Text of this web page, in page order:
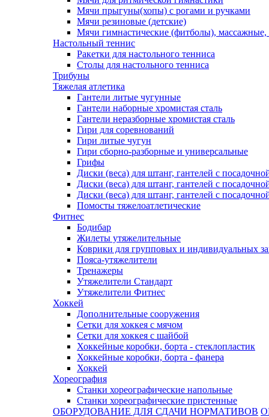
Мячи прыгуны(хопы) с рогами и ручками
Мячи резиновые (детские)
Мячи гимнастические (фитболы),
Настольный теннис
Ракетки для настольного тенниса
Столы для настольного тенниса
Трибуны
Тяжелая атлетика
Гантели литые чугунные
Гантели наборные хромистая сталь
Гантели неразборные хромистая сталь
Гири для соревнований
Гири литые чугун
Гири сборно-разборные и универсальные
Грифы
Диски (веса) для штанг, гантелей с
Диски (веса) для штанг, гантелей с
Диски (веса) для штанг, гантелей с
Помосты тяжелоатлетические
Фитнес
Бодибар
Жилеты утяжелительные
Коврики для групповых и индивидуальных
Пояса-утяжелители
Тренажеры
Утяжелители Стандарт
Утяжелители Фитнес
Хоккей
Дополнительные сооружения
Сетки для хоккея с мячом
Сетки для хоккея с шайбой
Хоккейные коробки, борта - стеклопластик
Хоккейные коробки, борта - фанера
Хоккей
Хореография
Станки хореографические напольные
Станки хореографические пристенные
ОБОРУДОВАНИЕ ДЛЯ СДАЧИ НОРМАТИВОВ